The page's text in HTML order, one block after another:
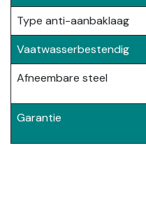
Type anti-aanbaklaag
Vaatwasserbestendig
Afneembare steel
Garantie